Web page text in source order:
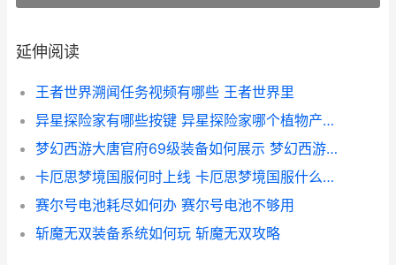
延伸阅读
王者世界溯闻任务视频有哪些 王者世界里
异星探险家有哪些按键 异星探险家哪个植物产出有机物最多
梦幻西游大唐官府69级装备如何展示 梦幻西游大唐官府是烟花区吗
卡厄思梦境国服何时上线 卡厄思梦境国服什么时候公测
赛尔号电池耗尽如何办 赛尔号电池不够用
斩魔无双装备系统如何玩 斩魔无双攻略